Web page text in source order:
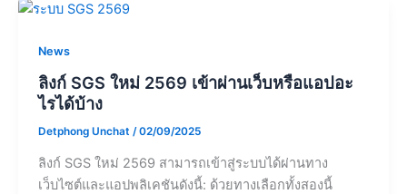
News
ลิงก์ SGS ใหม่ 2569 เข้าผ่านเว็บหรือแอปอะ
ไรได้บ้าง
Detphong Unchat /02/09/2025
ลิงก์ SGS ใหม่ 2569 สามารถเข้าสู่ระบบได้ผ่านทาง
เว็บไซต์และแอปพลิเคชันดังนี้: ด้วยทางเลือกทั้งสองนี้